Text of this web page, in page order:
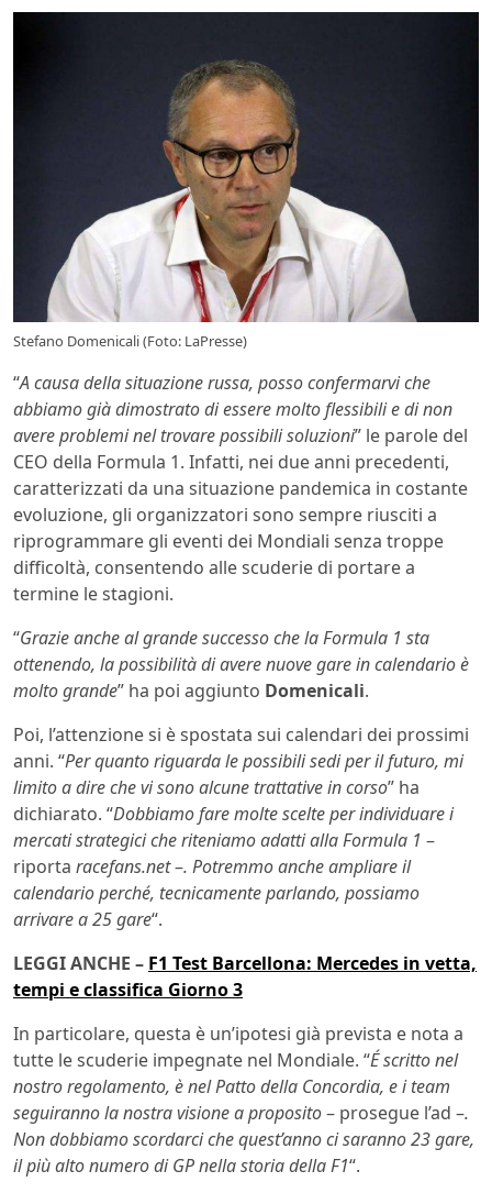
Stefano Domenicali (Foto: LaPresse)
“A causa della situazione russa, posso confermarvi che
abbiamo già dimostrato di essere molto flessibili e di non
avere problemi nel trovare possibili soluzioni” le parole del
CEO della Formula 1. Infatti, nei due anni precedenti,
caratterizzati da una situazione pandemica in costante
evoluzione, gli organizzatori sono sempre riusciti a
riprogrammare gli eventi dei Mondiali senza troppe
difficoltà, consentendo alle scuderie di portare a
termine le stagioni.
“Grazie anche al grande successo che la Formula 1 sta
ottenendo, la possibilità di avere nuove gare in calendario è
molto grande” ha poi aggiunto Domenicali.
Poi, l’attenzione si è spostata sui calendari dei prossimi
anni. “Per quanto riguarda le possibili sedi per il futuro, mi
limito a dire che vi sono alcune trattative in corso” ha
dichiarato. “Dobbiamo fare molte scelte per individuare i
mercati strategici che riteniamo adatti alla Formula 1 –
riporta racefans.net–. Potremmo anche ampliare il
calendario perché, tecnicamente parlando, possiamo
arrivare a 25 gare“.
LEGGI ANCHE – F1 Test Barcellona: Mercedes in vetta,
tempi e classifica Giorno 3
In particolare, questa è un’ipotesi già prevista e nota a
tutte le scuderie impegnate nel Mondiale. “É scritto nel
nostro regolamento, è nel Patto della Concordia, e i team
seguiranno la nostra visione a proposito– prosegue l’ad –.
Non dobbiamo scordarci che quest’anno ci saranno 23 gare,
il più alto numero di GP nella storia della F1“.